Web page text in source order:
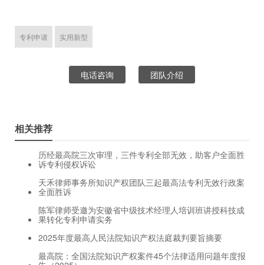
专利申请 实用新型
电话咨询 团队介绍
相关推荐
历经最高院三次审理，三件专利全部无效，助客户全面胜
诉专利侵权诉讼
天禾律师事务所知识产权团队三起最高法专利无效行政案
全面胜诉
陈军律师受邀为安徽省中级技术经理人培训班讲授科技成
果转化专利申请实务
2025年度最高人民法院知识产权法庭裁判要旨摘要
最高院：全国法院知识产权案件45个法律适用问题年度报